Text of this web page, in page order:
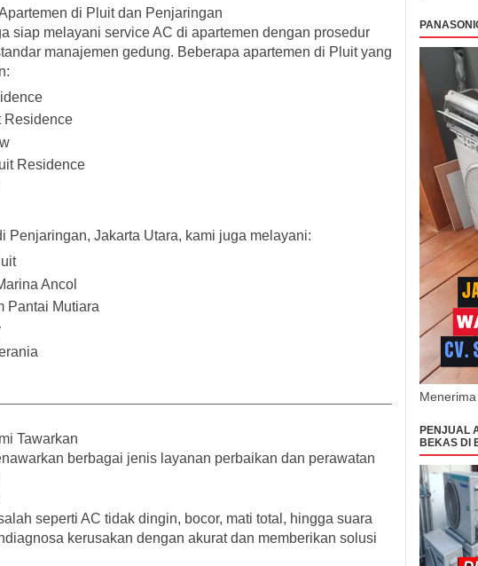
di Pluit dan Penjaringan
siap melayani service AC di apartemen dengan prosedur
manajemen gedung. Beberapa apartemen di Pluityang
Residence
Residence
Penjaringan, Jakarta Utara, kami juga melayani:
Ancol
Pantai Mutiara
Tawarkan
berbagai jenis layanan perbaikan dan perawatan
seperti AC tidak dingin, bocor, mati total, hingga suara
kerusakan dengan akurat dan memberikan solusi
PENJUAL
BEKAS DI